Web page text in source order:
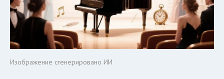
Изображение сгенерировано ИИ